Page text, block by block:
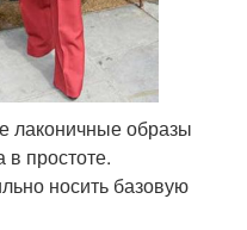
лаконичные образы
простоте.
носить базовую